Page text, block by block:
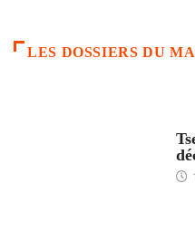
LES DOSSIERS DU